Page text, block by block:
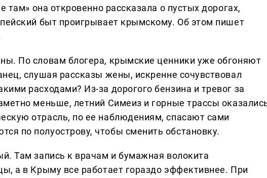
там» она откровенно рассказала о пустых дорогах,
быт проигрывает крымскому. Об этом пишет
По словам блогера, крымские ценники уже обгоняют
слушая рассказы жены, искренне сочувствовал
расходами? Из-за дорогого бензина и тревог за
меньше, летний Симеиз и горные трассы
отрасль, по ее наблюдениям, спасают сами
по полуострову, чтобы сменить обстановку.
Там запись к врачам и бумажная волокита
а в Крыму все работает гораздо эффективнее. При